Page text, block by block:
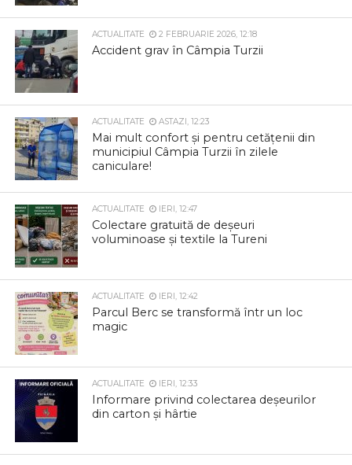
ACTUALITATE 2 FEBRUARIE 2026, 12:18
Accident grav în Câmpia Turzii
ACTUALITATE ASTAZI, 12:23
Mai mult confort și pentru cetățenii din
municipiul Câmpia Turzii în zilele
caniculare!
ACTUALITATE IERI, 12:47
Colectare gratuită de deșeuri
voluminoase și textile la Tureni
ACTUALITATE IERI, 12:42
Parcul Berc se transformă într un loc
magic
ACTUALITATE IERI, 12:33
Informare privind colectarea deșeurilor
din carton și hârtie